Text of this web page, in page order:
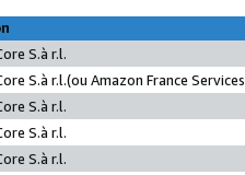
S.à r.l.
S.à r.l.(ou Amazon France
S.à r.l.
S.à r.l.
S.à r.l.